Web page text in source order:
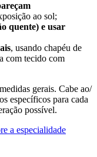
ao sol;
quente) e usar
, usando chapéu de
com tecido com
gerais. Cabe ao/
específicos para cada
possível.
a especialidade